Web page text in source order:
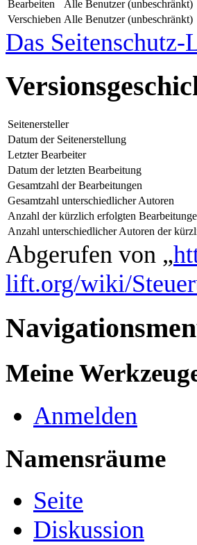
Bearbeiten
Alle Benutzer (unbeschränkt)
Verschieben Alle Benutzer (unbeschränkt)
Das Seitenschutz-
Seitenersteller
Datum der Seitenerstellung
Letzter Bearbeiter
Datum der letzten Bearbeitung
Gesamtzahl der Bearbeitungen
Gesamtzahl unterschiedlicher Autoren
Anzahl der kürzlich erfolgten
Anzahl unterschiedlicher Autoren der
Abgerufen von „
lift.org/wiki/
Meine
Anmelden
Namensräume
Seite
Diskussion